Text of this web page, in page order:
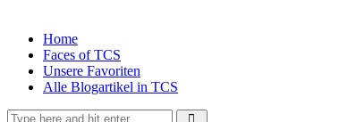
Home
Faces of TCS
Unsere Favoriten
Alle Blogartikel in TCS